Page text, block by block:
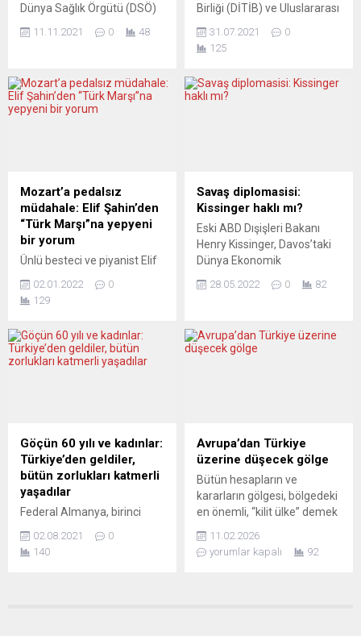
Dünya Sağlık Örgütü (DSÖ)
Önleme Merkezi (CDC), yeni
mücadelede elde edilen
ilerlemeleri geriye
Covid-19 ile mücadeleye
yönlendirilmesinin,
kızamıkla mücadeleye
olumsuz etkileri ele alındı.
Raporda, 2020’de kızamık
vakalarının 2019’a...
11.11.2021 0 48
Birliği (DİTİB) ve Uluslararası
Türkiye’nin farklı
noktalarında meydana
yardım kampanyaları
yürüten ekiplere ve mağdur
olan vatandaşlara destek
vermek üzere Türk Kızılay ile
kooperatif kurarak yardım
kampanyası...
31.07.2021
0
125
Mozart’a pedalsız
müdahale: Elif Şahin’den
“Türk Marşı”na yepyeni
bir yorum
Ünlü besteci ve piyanist Elif
Mozart’ın “Türk Marşı” adlı
yapıtını müzikseverlerle ilk
yorumu, 2022’nin ilk günü
YouTube kanalında paylaştı.
Mozart’ın Türk Marşı
üzerindeki yeni çalışmasının
kaydını kentin seçkin kültür
ve kongre sarayı
Liederhalle’deki...
02.01.2022
0
129
Savaş diplomasisi:
Kissinger haklı mı?
Eski ABD Dışişleri Bakanı
Henry Kissinger, Davos’taki
Dünya Ekonomik
savaşından olası çıkış yolları
düşürücü bir yenilgi
tatmasının tehlikeli
dile getirdi. Açıklamaları,
Avrupa’daki köşe
yazılarında büyük tepkiye
neden oldu....
28.05.2022 0 82
Göçün 60 yılı ve kadınlar:
Türkiye’den geldiler,
bütün zorlukları katmerli
yaşadılar
Federal Almanya, birinci
yana “yabancı” işçilere
ihtiyaç duymuş ve bu ihtiyacı
02.08.2021
0
140
Avrupa’dan Türkiye
üzerine düşecek gölge
Bütün hesapların ve
kararların gölgesi, bölgedeki
en önemli, “kilit ülke” demek
üzerine düşecek; bu, kesin.
Tamam, İran’ı da bu kadere
11.02.2026
yorumlar kapalı
92